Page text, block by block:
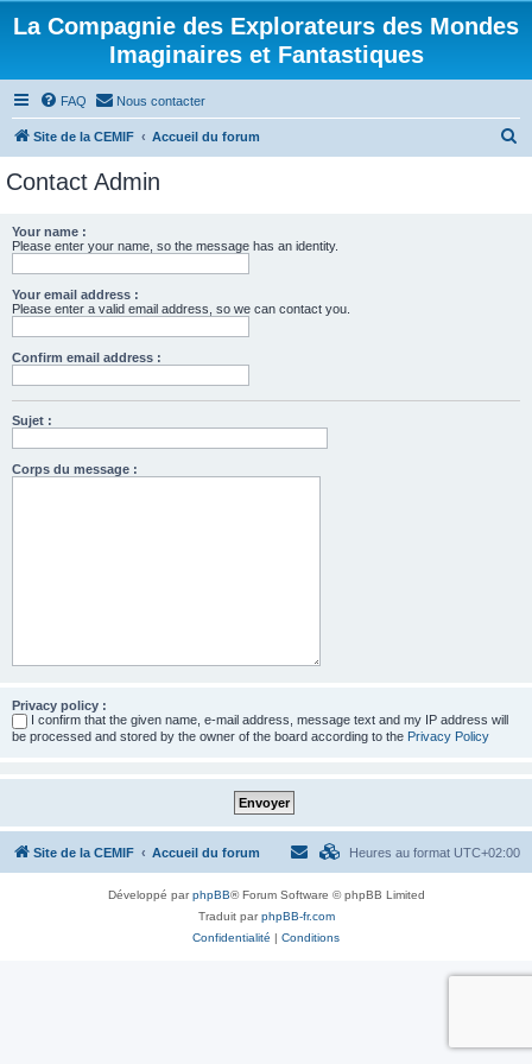
La Compagnie des Explorateurs des Mondes
Imaginaires et Fantastiques
FAQ Nous contacter
Site de la CEMIF Accueil du forum
Contact Admin
Your name :
Please enter your name, so the message has an identity.
Your email address :
Please enter a valid email address, so we can contact you.
Confirm email address :
Sujet :
Corps du message :
Privacy policy :
I confirm that the given name, e-mail address, message text and my IP address will
be processed and stored by the owner of the board according to the Privacy Policy
Site de la CEMIF Accueil du forum Heures au format UTC+02:00
Développé parphpBB® Forum Software © phpBB Limited
Traduit parphpBB-fr.com
Confidentialité | Conditions